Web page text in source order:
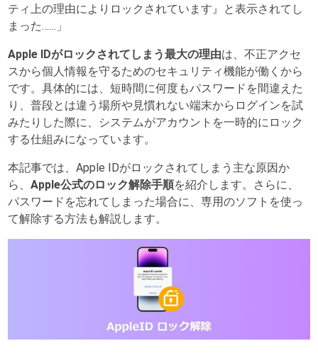
ティ上の理由によりロックされています』と表示されてし
まった……」
Apple IDがロックされてしまう最大の理由は、不正アクセ
スから個人情報を守るためのセキュリティ機能が働くから
です。具体的には、短時間に何度もパスワードを間違えた
り、普段とは違う場所や見慣れない端末からログインを試
みたりした際に、システムがアカウントを一時的にロック
する仕組みになっています。
本記事では、Apple IDがロックされてしまう主な原因か
ら、Apple公式のロック解除手順を紹介します。さらに、
パスワードを忘れてしまった場合に、専用のソフトを使っ
て解除する方法も解説します。